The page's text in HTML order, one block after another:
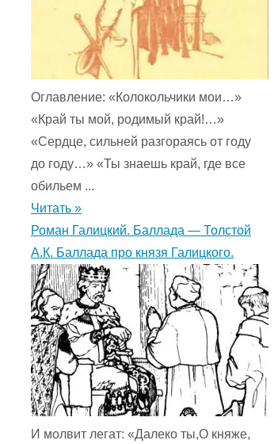
Оглавление: «Колокольчики мои…»
«Край ты мой, родимый край!…»
«Сердце, сильней разгораясь от году
до году…» «Ты знаешь край, где все
обильем ...
Читать »
Роман Галицкий. Баллада — Толстой
А.К. Баллада про князя Галицкого.
И молвит легат: «Далеко ты,О княже,